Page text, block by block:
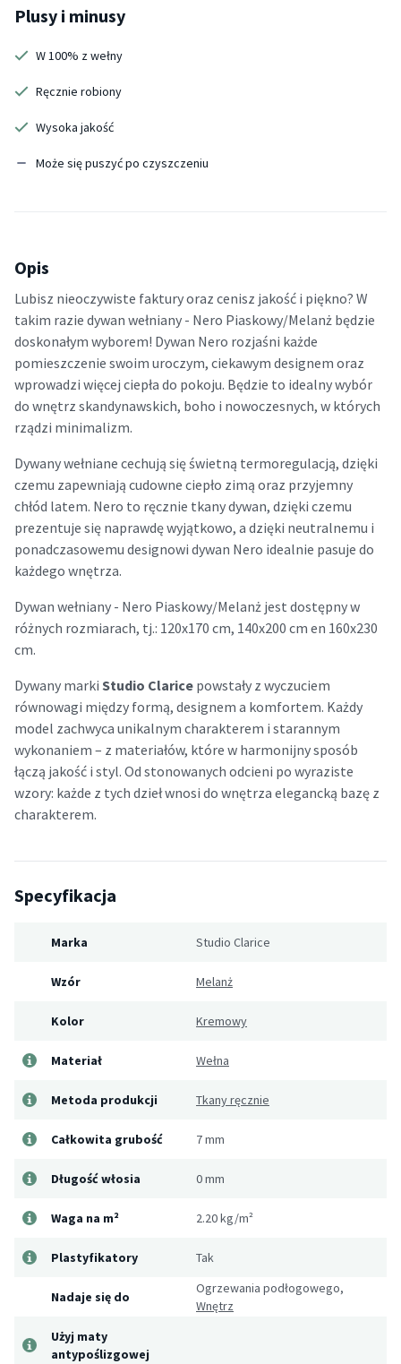
Plusy i minusy
W 100% z wełny
Ręcznie robiony
Wysoka jakość
Może się puszyć po czyszczeniu
Opis
Lubisz nieoczywiste faktury oraz cenisz jakość i piękno? W
takim razie dywan wełniany - Nero Piaskowy/Melanż będzie
doskonałym wyborem! Dywan Nero rozjaśni każde
pomieszczenie swoim uroczym, ciekawym designem oraz
wprowadzi więcej ciepła do pokoju. Będzie to idealny wybór
do wnętrz skandynawskich, boho i nowoczesnych, w których
rządzi minimalizm.
Dywany wełniane cechują się świetną termoregulacją, dzięki
czemu zapewniają cudowne ciepło zimą oraz przyjemny
chłód latem. Nero to ręcznie tkany dywan, dzięki czemu
prezentuje się naprawdę wyjątkowo, a dzięki neutralnemu i
ponadczasowemu designowi dywan Nero idealnie pasuje do
każdego wnętrza.
Dywan wełniany - Nero Piaskowy/Melanż jest dostępny w
różnych rozmiarach, tj.: 120x170 cm, 140x200 cm en 160x230
cm.
Dywany marki Studio Clarice powstały z wyczuciem
równowagi między formą, designem a komfortem. Każdy
model zachwyca unikalnym charakterem i starannym
wykonaniem – z materiałów, które w harmonijny sposób
łączą jakość i styl. Od stonowanych odcieni po wyraziste
wzory: każde z tych dzieł wnosi do wnętrza elegancką bazę z
charakterem.
Specyfikacja
Marka Studio Clarice
Wzór Melanż
Kolor Kremowy
Materiał Wełna
Metoda produkcji Tkany ręcznie
Całkowita grubość 7 mm
Długość włosia 0 mm
Waga na m² 2.20 kg/m²
Plastyfikatory Tak
Nadaje się do
Ogrzewania podłogowego,
Wnętrz
Użyj maty
antypoślizgowej